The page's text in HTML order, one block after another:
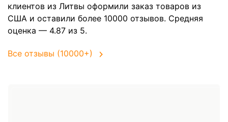
клиентов из Литвы оформили заказ товаров из
США и оставили более 10000 отзывов. Средняя
оценка — 4.87 из 5.
Все отзывы (10000+)